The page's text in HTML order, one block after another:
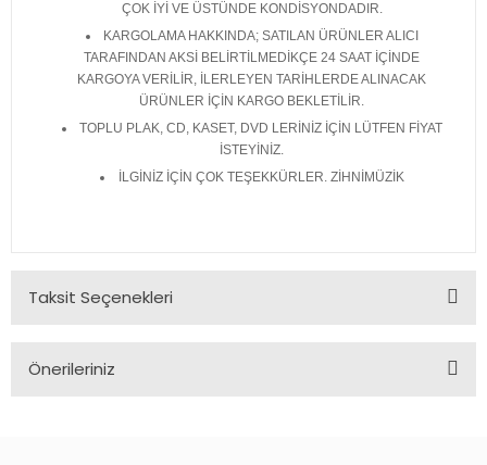
ÇOK İYİ VE ÜSTÜNDE KONDİSYONDADIR.
KARGOLAMA HAKKINDA; SATILAN ÜRÜNLER ALICI
TARAFINDAN AKSİ BELİRTİLMEDİKÇE 24 SAAT İÇİNDE
KARGOYA VERİLİR, İLERLEYEN TARİHLERDE ALINACAK
ÜRÜNLER İÇİN KARGO BEKLETİLİR.
TOPLU PLAK, CD, KASET, DVD LERİNİZ İÇİN LÜTFEN FİYAT
İSTEYİNİZ.
İLGİNİZ İÇİN ÇOK TEŞEKKÜRLER. ZİHNİMÜZİK
Taksit Seçenekleri
Önerileriniz